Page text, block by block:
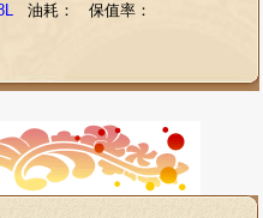
油耗： 保值率：